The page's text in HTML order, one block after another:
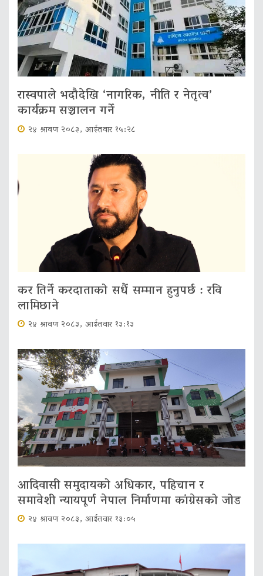
रास्वपाले भदौदेखि ‘नागरिक, नीति र नेतृत्व’
कार्यक्रम सञ्चालन गर्ने
२४ श्रावण २०८३, आईतवार १५:२८
कर तिर्ने करदाताको सधैं सम्मान हुनुपर्छ : रवि
लामिछाने
२४ श्रावण २०८३, आईतवार १३:१३
आदिवासी समुदायको अधिकार, पहिचान र
समावेशी न्यायपूर्ण नेपाल निर्माणमा कांग्रेसको जोड
२४ श्रावण २०८३, आईतवार १३:०५